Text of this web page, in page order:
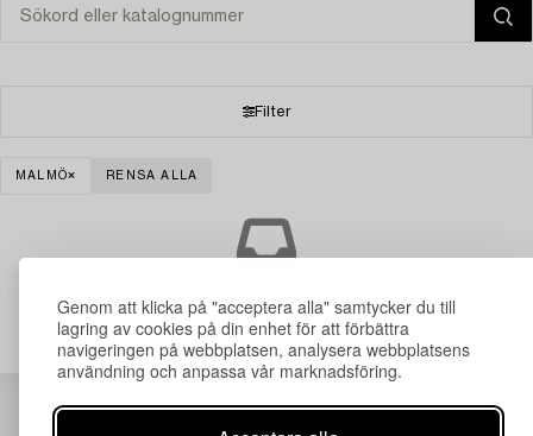
Genom att klicka på "acceptera alla" samtycker du till
lagring av cookies på din enhet för att förbättra
navigeringen på webbplatsen, analysera webbplatsens
användning och anpassa vår marknadsföring.
Filter
MALMÖ RENSA ALLA